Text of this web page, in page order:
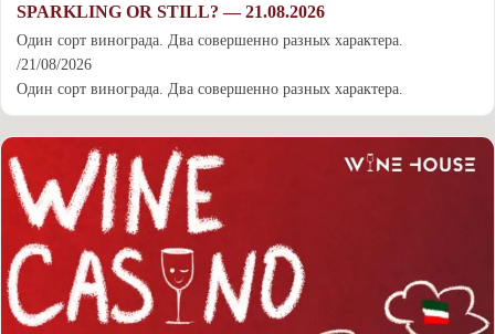
SPARKLING OR STILL? — 21.08.2026
Один сорт винограда. Два совершенно разных характера.
/21/08/2026
Один сорт винограда. Два совершенно разных характера.